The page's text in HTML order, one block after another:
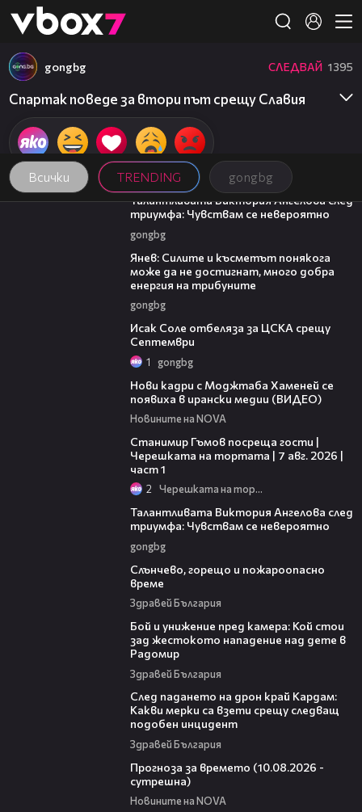
👾
Всички TRENDING gongbg
gongbg СЛЕДВАЙ 1395
Спартак поведе за втори път срещу Славия
00:39
Талантливата Виктория Ангелова след
триумфа: Чувствам се невероятно
gongbg
Янев: Силите и късметът понякога
може да не достигнат, много добра
енергия на трибуните
gongbg
Исак Соле отбеляза за ЦСКА срещу
Септември
1 gongbg
Нови кадри с Моджтаба Хаменей се
появиха в ирански медии (ВИДЕО)
Новините на NOVA
Станимир Гъмов посреща гости |
Черешката на тортата | 7 авг. 2026 |
част 1
2 Черешката на тортата
Талантливата Виктория Ангелова след
триумфа: Чувствам се невероятно
gongbg
Слънчево, горещо и пожароопасно
време
Здравей България
Бой и унижение пред камера: Кой стои
зад жестокото нападение над дете в
Радомир
Здравей България
След падането на дрон край Кардам:
Какви мерки са взети срещу следващ
подобен инцидент
Здравей България
Прогноза за времето (10.08.2026 -
сутрешна)
Новините на NOVA